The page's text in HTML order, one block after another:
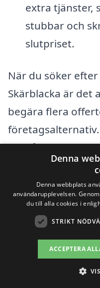
extra tjänster,
stubbar och
slutpriset.
När du söker
Skärblacka är det
begära flera
förståelse för
hjälpa dig att
för just dina
enkelt formulär
wqb.sekan du
professionella
stubbfräsning i
och tjänster
Denna
Denna webbplats
användarupplevelsen.
du till alla cookies i
STRIKT
ACCEPTERA